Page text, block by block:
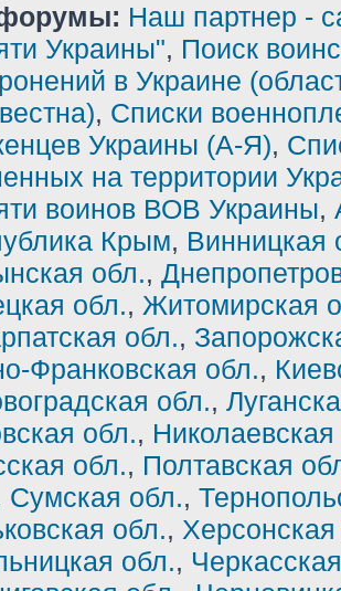
Наш партнер -
Украины", Поиск
в Украине
, Списки
Украины (А-Я),
на территории
воинов ВОВ Украины,
Крым, Винницкая
обл.,
обл., Житомирская
обл.,
Франковская обл.,
обл.,
обл.,
обл., Полтавская
Сумская обл.,
обл.,
обл.,